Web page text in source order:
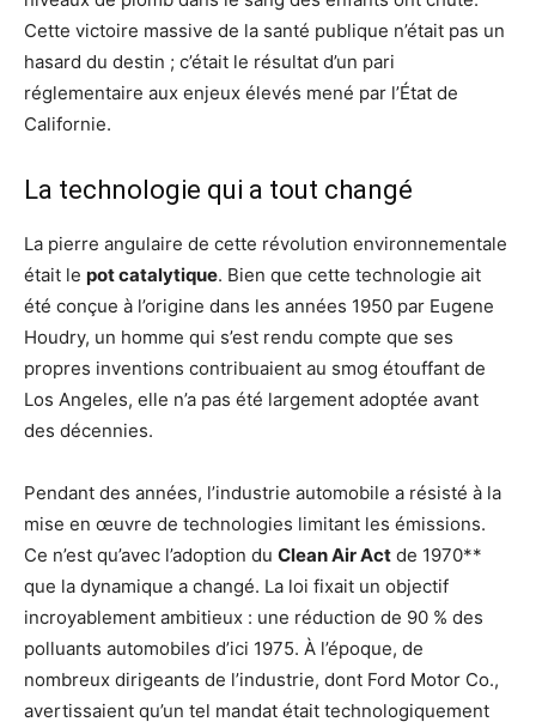
Cette victoire massive de la santé publique n’était pas un
hasard du destin ; c’était le résultat d’un pari
réglementaire aux enjeux élevés mené par l’État de
Californie.
La technologie qui a tout changé
La pierre angulaire de cette révolution environnementale
était le pot catalytique. Bien que cette technologie ait
été conçue à l’origine dans les années 1950 par Eugene
Houdry, un homme qui s’est rendu compte que ses
propres inventions contribuaient au smog étouffant de
Los Angeles, elle n’a pas été largement adoptée avant
des décennies.
Pendant des années, l’industrie automobile a résisté à la
mise en œuvre de technologies limitant les émissions.
Ce n’est qu’avec l’adoption du Clean Air Act de 1970**
que la dynamique a changé. La loi fixait un objectif
incroyablement ambitieux : une réduction de 90 % des
polluants automobiles d’ici 1975. À l’époque, de
nombreux dirigeants de l’industrie, dont Ford Motor Co.,
avertissaient qu’un tel mandat était technologiquement